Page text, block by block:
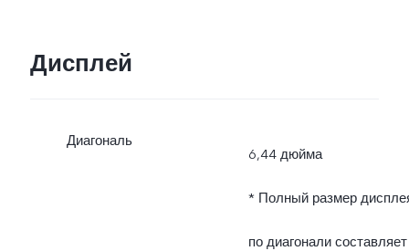
Дисплей
Диагональ
6,44 дюйма
* Полный размер
по диагонали составляет